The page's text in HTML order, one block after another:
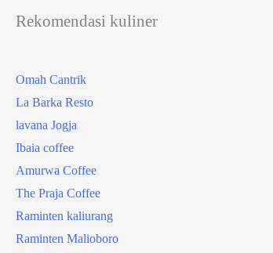
Rekomendasi kuliner
Omah Cantrik
La Barka Resto
lavana Jogja
Ibaia coffee
Amurwa Coffee
The Praja Coffee
Raminten kaliurang
Raminten Malioboro